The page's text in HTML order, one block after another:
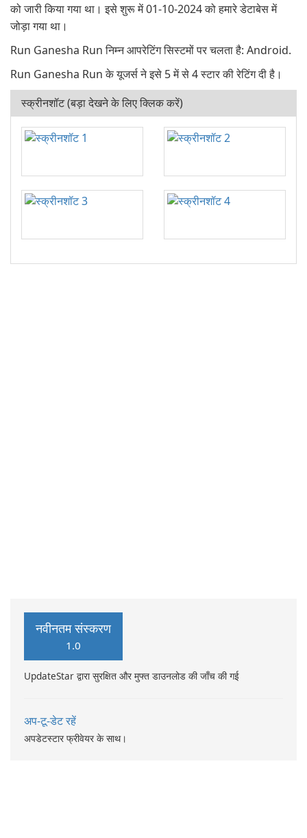
को जारी किया गया था। इसे शुरू में 01-10-2024 को हमारे डेटाबेस में
जोड़ा गया था।
Run Ganesha Run निम्न आपरेटिंग सिस्टमों पर चलता है: Android.
Run Ganesha Run के यूजर्स ने इसे 5 में से 4 स्टार की रेटिंग दी है।
स्क्रीनशॉट (बड़ा देखने के लिए क्लिक करें)
नवीनतम संस्करण
1.0
UpdateStar द्वारा सुरक्षित और मुफ्त डाउनलोड की जाँच की गई
अप-टू-डेट रहें
अपडेटस्टार फ्रीवेयर के साथ।